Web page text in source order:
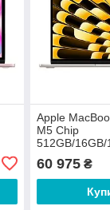
Apple
M5 Chip
512GB/16GB/
60 975₴